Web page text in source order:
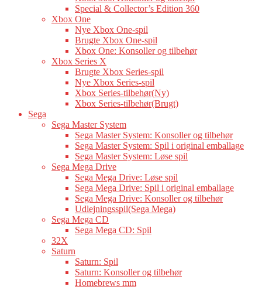
Special & Collector’s Edition 360
Xbox One
Nye Xbox One-spil
Brugte Xbox One-spil
Xbox One: Konsoller og tilbehør
Xbox Series X
Brugte Xbox Series-spil
Nye Xbox Series-spil
Xbox Series-tilbehør(Ny)
Xbox Series-tilbehør(Brugt)
Sega
Sega Master System
Sega Master System: Konsoller og tilbehør
Sega Master System: Spil i original emballage
Sega Master System: Løse spil
Sega Mega Drive
Sega Mega Drive: Løse spil
Sega Mega Drive: Spil i original emballage
Sega Mega Drive: Konsoller og tilbehør
Udlejningsspil(Sega Mega)
Sega Mega CD
Sega Mega CD: Spil
32X
Saturn
Saturn: Spil
Saturn: Konsoller og tilbehør
Homebrews mm